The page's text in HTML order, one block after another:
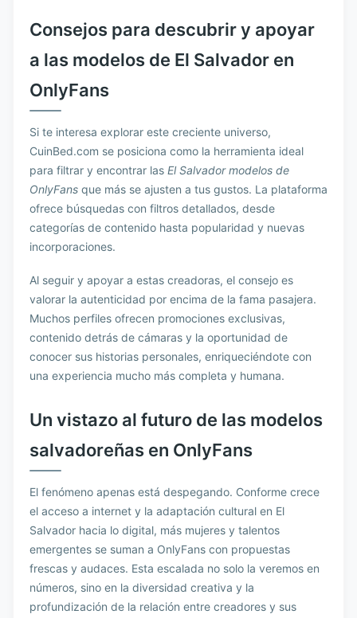
Consejos para descubrir y apoyar
a las modelos de El Salvador en
OnlyFans
Si te interesa explorar este creciente universo,
CuinBed.com se posiciona como la herramienta ideal
para filtrar y encontrar las El Salvador modelos de
OnlyFans que más se ajusten a tus gustos. La plataforma
ofrece búsquedas con filtros detallados, desde
categorías de contenido hasta popularidad y nuevas
incorporaciones.
Al seguir y apoyar a estas creadoras, el consejo es
valorar la autenticidad por encima de la fama pasajera.
Muchos perfiles ofrecen promociones exclusivas,
contenido detrás de cámaras y la oportunidad de
conocer sus historias personales, enriqueciéndote con
una experiencia mucho más completa y humana.
Un vistazo al futuro de las modelos
salvadoreñas en OnlyFans
El fenómeno apenas está despegando. Conforme crece
el acceso a internet y la adaptación cultural en El
Salvador hacia lo digital, más mujeres y talentos
emergentes se suman a OnlyFans con propuestas
frescas y audaces. Esta escalada no solo la veremos en
números, sino en la diversidad creativa y la
profundización de la relación entre creadores y sus